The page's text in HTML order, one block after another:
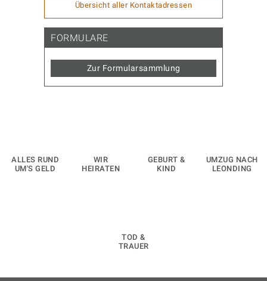
Übersicht aller Kontaktadressen
FORMULARE
Zur Formularsammlung
ALLES RUND
UM'S GELD
WIR
HEIRATEN
GEBURT &
KIND
UMZUG NACH
LEONDING
TOD &
TRAUER